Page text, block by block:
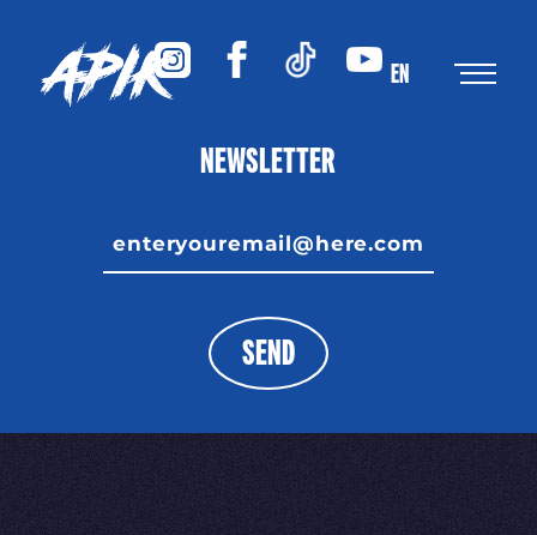
EN
NEWSLETTER